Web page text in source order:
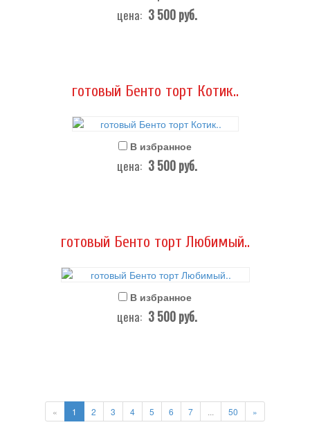
цена: 3 500руб.
готовый Бенто торт Котик..
В избранное
цена: 3 500руб.
готовый Бенто торт Любимый..
В избранное
цена: 3 500руб.
« 1 2 3 4 5 6 7 50 »